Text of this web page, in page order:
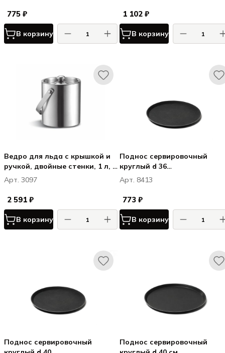
775 ₽
В корзину
1 102 ₽
В корзину
Ведро для льда с крышкой и
ручкой, двойные стенки, 1 л, d
12 см h 13,5 см, нерж. сталь
Арт. 3097
2 591 ₽
В корзину
Поднос сервировочный
круглый d 36
см,стекловолокно,цвет
черный
Арт. 8413
773 ₽
В корзину
Поднос сервировочный
Поднос сервировочный